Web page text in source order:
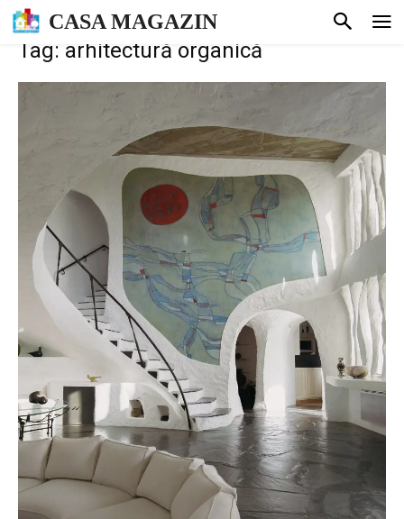
CASA MAGAZIN
Tag: arhitectură organică